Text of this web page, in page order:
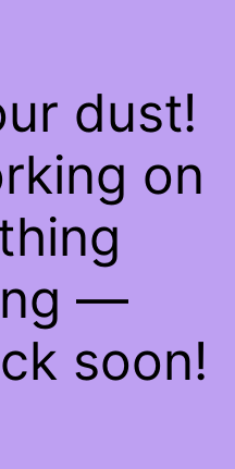
dust!
on
—
soon!